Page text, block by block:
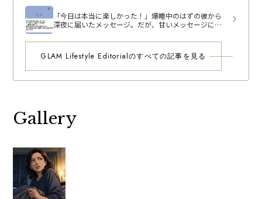
「今日は本当に楽しかった！」爆睡中のはずの彼から
深夜に届いたメッセージ。だが、甘いメッセージに気
GLAM Lifestyle Editorialのすべての記事を見る
Gallery